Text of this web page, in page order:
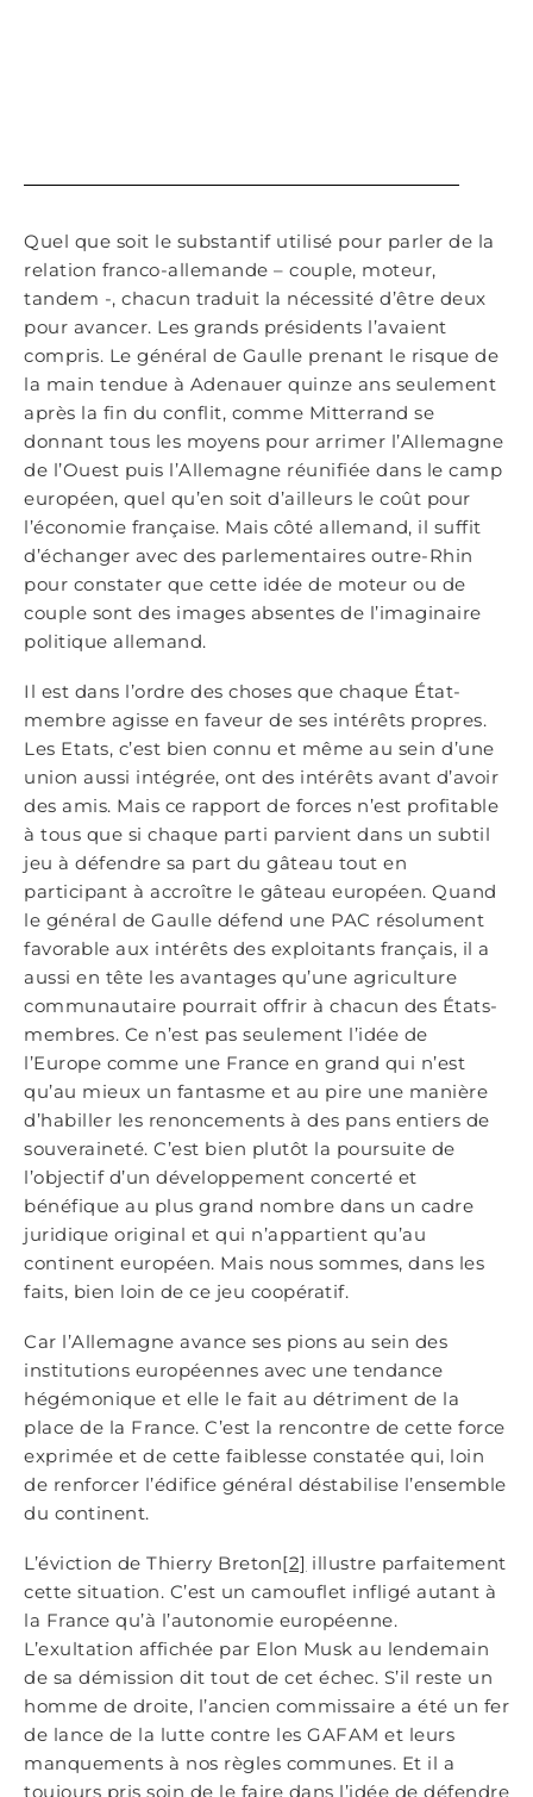
Quel que soit le substantif utilisé pour parler de la
relation franco-allemande – couple, moteur,
tandem -, chacun traduit la nécessité d’être deux
pour avancer. Les grands présidents l’avaient
compris. Le général de Gaulle prenant le risque de
la main tendue à Adenauer quinze ans seulement
après la fin du conflit, comme Mitterrand se
donnant tous les moyens pour arrimer l’Allemagne
de l’Ouest puis l’Allemagne réunifiée dans le camp
européen, quel qu’en soit d’ailleurs le coût pour
l’économie française. Mais côté allemand, il suffit
d’échanger avec des parlementaires outre-Rhin
pour constater que cette idée de moteur ou de
couple sont des images absentes de l’imaginaire
politique allemand.
Il est dans l’ordre des choses que chaque État-
membre agisse en faveur de ses intérêts propres.
Les Etats, c’est bien connu et même au sein d’une
union aussi intégrée, ont des intérêts avant d’avoir
des amis. Mais ce rapport de forces n’est profitable
à tous que si chaque parti parvient dans un subtil
jeu à défendre sa part du gâteau tout en
participant à accroître le gâteau européen. Quand
le général de Gaulle défend une PAC résolument
favorable aux intérêts des exploitants français, il a
aussi en tête les avantages qu’une agriculture
communautaire pourrait offrir à chacun des États-
membres. Ce n’est pas seulement l’idée de
l’Europe comme une France en grand qui n’est
qu’au mieux un fantasme et au pire une manière
d’habiller les renoncements à des pans entiers de
souveraineté. C’est bien plutôt la poursuite de
l’objectif d’un développement concerté et
bénéfique au plus grand nombre dans un cadre
juridique original et qui n’appartient qu’au
continent européen. Mais nous sommes, dans les
faits, bien loin de ce jeu coopératif.
Car l’Allemagne avance ses pions au sein des
institutions européennes avec une tendance
hégémonique et elle le fait au détriment de la
place de la France. C’est la rencontre de cette force
exprimée et de cette faiblesse constatée qui, loin
de renforcer l’édifice général déstabilise l’ensemble
du continent.
L’éviction de Thierry Breton[2] illustre parfaitement
cette situation. C’est un camouflet infligé autant à
la France qu’à l’autonomie européenne.
L’exultation affichée par Elon Musk au lendemain
de sa démission dit tout de cet échec. S’il reste un
homme de droite, l’ancien commissaire a été un fer
de lance de la lutte contre les GAFAM et leurs
manquements à nos règles communes. Et il a
toujours pris soin de le faire dans l’idée de défendre